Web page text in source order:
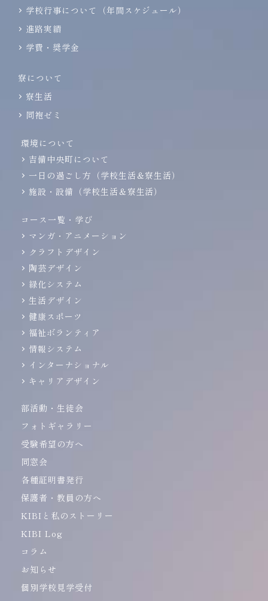
学校行事について（年間スケジュール）
進路実績
学費・奨学金
寮について
寮生活
同袍ゼミ
環境について
吉備中央町について
一日の過ごし方（学校生活＆寮生活）
施設・設備（学校生活＆寮生活）
コース一覧・学び
マンガ・アニメーション
クラフトデザイン
陶芸デザイン
緑化システム
生活デザイン
健康スポーツ
福祉ボランティア
情報システム
インターナショナル
キャリアデザイン
部活動・生徒会
フォトギャラリー
受験希望の方へ
同窓会
各種証明書発行
保護者・教員の方へ
KIBIと私のストーリー
KIBI Log
コラム
お知らせ
個別学校見学受付